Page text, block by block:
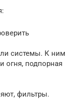
системы. К ним
огня, подпорная
фильтры.